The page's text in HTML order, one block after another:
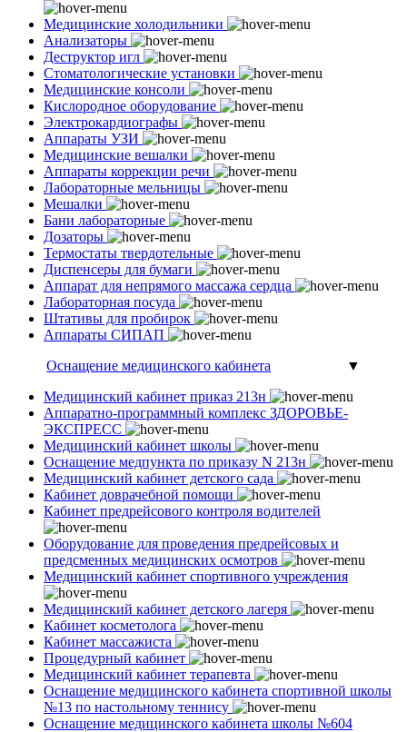
Медицинские холодильники
Анализаторы
Деструктор игл
Стоматологические установки
Медицинские консоли
Кислородное оборудование
Электрокардиографы
Аппараты УЗИ
Медицинские вешалки
Аппараты коррекции речи
Лабораторные мельницы
Мешалки
Бани лабораторные
Дозаторы
Термостаты твердотельные
Диспенсеры для бумаги
Аппарат для непрямого массажа сердца
Лабораторная посуда
Штативы для пробирок
Аппараты СИПАП
Оснащение медицинского кабинета
▼
Медицинский кабинет приказ 213н
Аппаратно-программный комплекс ЗДОРОВЬЕ-
ЭКСПРЕСС
Медицинский кабинет школы
Оснащение медпункта по приказу N 213н
Медицинский кабинет детского сада
Кабинет доврачебной помощи
Кабинет предрейсового контроля водителей
Оборудование для проведения предрейсовых и
предсменных медицинских осмотров
Медицинский кабинет спортивного учреждения
Медицинский кабинет детского лагеря
Кабинет косметолога
Кабинет массажиста
Процедурный кабинет
Медицинский кабинет терапевта
Оснащение медицинского кабинета спортивной школы
№13 по настольному теннису
Оснащение медицинского кабинета школы №604